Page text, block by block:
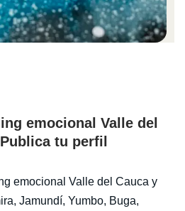
emocional Valle del
tu perfil
emocional Valle del Cauca y
Jamundí, Yumbo, Buga,